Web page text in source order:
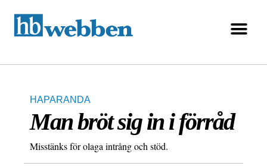
HAPARANDA
Man bröt sig in i förråd
Misstänks för olaga intrång och stöd.